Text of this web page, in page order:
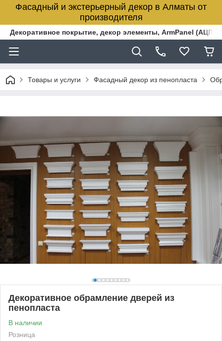
Фасадный и экстерьерный декор в Алматы от
производителя
Декоративное покрытие, декор элементы, ArmPanel
Товары и услуги Фасадный декор из пенопласта
Декоративное обрамление дверей из
пенопласта
В наличии
Розница